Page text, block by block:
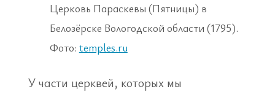
Церковь Параскевы (Пятницы) в
Белозёрске Вологодской области (1795).
Фото: temples.ru
У части церквей, которых мы